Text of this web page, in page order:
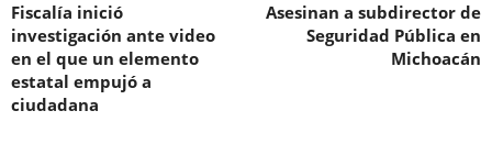
Fiscalía inició
investigación ante video
en el que un elemento
estatal empujó a
ciudadana
Asesinan a subdirector de
Seguridad Pública en
Michoacán